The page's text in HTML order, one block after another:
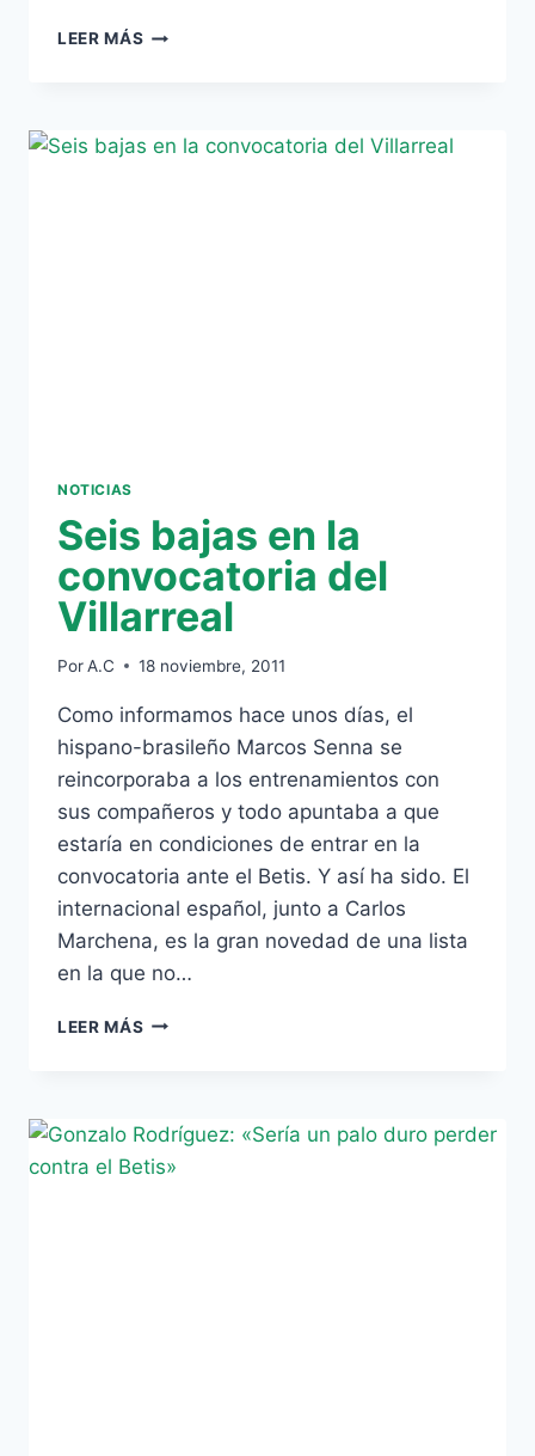
LEER MÁS DOS
ENTRE
ALGODONES
NOTICIAS
Seis bajas en la
convocatoria del
Villarreal
PorA.C 18 noviembre, 2011
Como informamos hace unos días, el
hispano-brasileño Marcos Senna se
reincorporaba a los entrenamientos con
sus compañeros y todo apuntaba a que
estaría en condiciones de entrar en la
convocatoria ante el Betis. Y así ha sido. El
internacional español, junto a Carlos
Marchena, es la gran novedad de una lista
en la que no…
LEER MÁS SEIS
CONVOCATORIA
DEL
VILLARREAL